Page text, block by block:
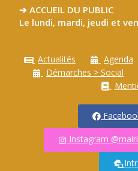
➔ ACCUEIL DU PUBLIC
Le lundi, mardi, jeudi et
Actualités Agenda
Démarches > Social
Instagram